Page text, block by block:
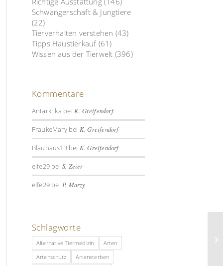
Schwangerschaft & Jungtiere
(22)
Tierverhalten verstehen (43)
Tipps Haustierkauf (61)
Wissen aus der Tierwelt (396)
Kommentare
Antarktika bei K. Greifendorf
FraukeMarybei K. Greifendorf
Blauhaus13bei K. Greifendorf
elfe29 beiS. Zeier
elfe29 beiP. Marzy
Schlagworte
Alternative Tiermedizin
Arten
Artenschutz
Artensterben